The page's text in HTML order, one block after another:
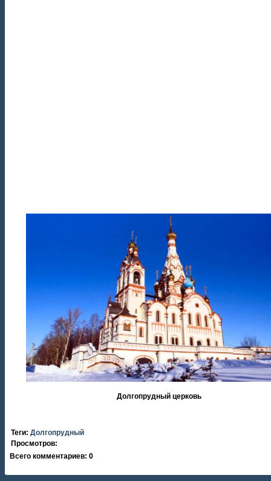
Долгопрудный церковь
Теги: Долгопрудный
Просмотров:
Всего комментариев: 0